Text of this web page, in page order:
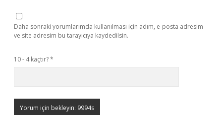
Daha sonraki yorumlarımda kullanılması için adım, e-posta adresim
ve site adresim bu tarayıcıya kaydedilsin.
10 - 4 kaçtır?*